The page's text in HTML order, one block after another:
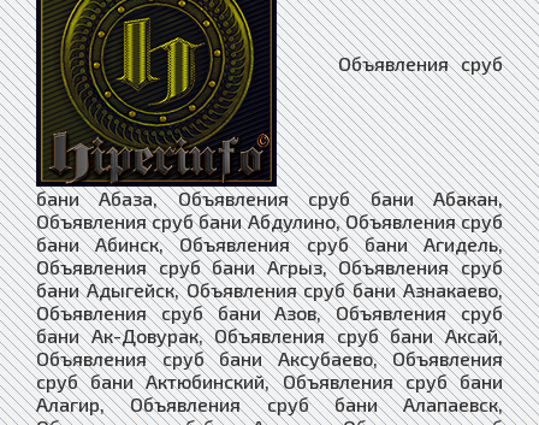
Объявления сруб бани Абаза, Объявления сруб бани Абакан, Объявления сруб бани Абдулино, Объявления сруб бани Абинск, Объявления сруб бани Агидель, Объявления сруб бани Агрыз, Объявления сруб бани Адыгейск, Объявления сруб бани Азнакаево, Объявления сруб бани Азов, Объявления сруб бани Ак-Довурак, Объявления сруб бани Аксай, Объявления сруб бани Аксубаево, Объявления сруб бани Актюбинский, Объявления сруб бани Алагир, Объявления сруб бани Алапаевск, Объявления сруб бани Алатырь, Объявления сруб бани Алдан, Объявления сруб бани Алейск, Объявления сруб бани Александров, Объявления сруб бани Александровск, Объявления сруб бани Александровск-Сахалинский, Объявления сруб бани Алексеевка, Объявления сруб бани Алексеевское, Объявления сруб бани Алексин, Объявления сруб бани Алзамай, Объявления сруб бани Али-Бердуковский, Объявления сруб бани Алтухово, Объявления сруб бани Алупка, Объявления сруб бани Алушта, Объявления сруб бани Альметьевск, Объявления сруб бани Амурск, Объявления сруб бани Анадырь, Объявления сруб бани Анапа, Объявления сруб бани Ангарск, Объявления сруб бани Андреаполь, Объявления сруб бани Анжеро-Судженск, Объявления сруб бани Анива, Объявления сруб бани Апастово, Объявления сруб бани Апатиты, Объявления сруб бани Апрелевка, Объявления сруб бани Апшеронск, Объявления сруб бани Арамиль, Объявления сруб бани Аргун, Объявления сруб бани Ардатов, Объявления сруб бани Ардон, Объявления сруб бани Арзамас, Объявления сруб бани Аркадак, Объявления сруб бани Армавир, Объявления сруб бани Армянск, Объявления сруб бани Арсеньев, Объявления сруб бани Арск, Объявления сруб бани Артём, Объявления сруб бани Артёмовск, Объявления сруб бани Артёмовский, Объявления сруб бани Архангельск, Объявления сруб бани Архонская, Объявления сруб бани Асбест, Объявления сруб бани Асино, Объявления сруб бани Астрахань, Объявления сруб бани Аткарск, Объявления сруб бани Ахтубинск, Объявления сруб бани Ачинск, Объявления сруб бани Аша, Объявления сруб бани Бабаево, Объявления сруб бани Бабушкин, Объявления сруб бани Бавлы, Объявления сруб бани Багратионовск, Объявления сруб бани Байкальск, Объявления сруб бани Баймак, Объявления сруб бани Бакал, Объявления сруб бани Баксан, Объявления сруб бани Балабаново, Объявления сруб бани Балаково, Объявления сруб бани Балахна, Объявления сруб бани Балашиха, Объявления сруб бани Балашов, Объявления сруб бани Балей, Объявления сруб бани Балтаси, Объявления сруб бани Балтийск, Объявления сруб бани Барабинск, Объявления сруб бани Барнаул, Объявления сруб бани Барыш, Объявления сруб бани Батайск, Объявления сруб бани Бахчисарай, Объявления сруб бани Башмаково, Объявления сруб бани Бежаницы, Объявления сруб бани Бежецк, Объявления сруб бани Беково, Объявления сруб бани Белая Берёзка, Объявления сруб бани Белая Калитва, Объявления сруб бани Белая Холуница, Объявления сруб бани Белгород, Объявления сруб бани Белебей, Объявления сруб бани Белёв, Объявления сруб бани Белинский, Объявления сруб бани Белово, Объявления сруб бани Белогорск, Объявления сруб бани Белогорск, Объявления сруб бани Белозерск, Объявления сруб бани Белокуриха, Объявления сруб бани Беломорск, Объявления сруб бани Белорецк, Объявления сруб бани Белореченск, Объявления сруб бани Белоусово, Объявления сруб бани Белоярский, Объявления сруб бани Белушья Губа, Объявления сруб бани Белые Берега, Объявления сруб бани Белый, Объявления сруб бани Бердск, Объявления сруб бани Березник, Объявления сруб бани Березники, Объявления сруб бани Берёзовский, Объявления сруб бани Берёзовский, Объявления сруб бани Беслан, Объявления сруб бани Бийск, Объявления сруб бани Бикин, Объявления сруб бани Билибино, Объявления сруб бани Биробиджан, Объявления сруб бани Бирск, Объявления сруб бани Бирюсинск, Объявления сруб бани Бирюч, Объявления сруб бани Благовещенск, Объявления сруб бани Благовещенск, Объявления сруб бани Благодарный, Объявления сруб бани Бобров, Объявления сруб бани Богатые Сабы, Объявления сруб бани Богданович, Объявления сруб бани Богородицк, Объявления сруб бани Богородск, Объявления сруб бани Боготол, Объявления сруб бани Богучар, Объявления сруб бани Бодайбо, Объявления сруб бани Бокситогорск, Объявления сруб бани Болгар, Объявления сруб бани Бологое, Объявления сруб бани Болотное, Объявления сруб бани Болохово, Объявления сруб бани Болхов, Объявления сруб бани Большое Полпино, Объявления сруб бани Большой Камень, Объявления сруб бани Бор, Объявления сруб бани Борзя, Объявления сруб бани Борисоглебск, Объявления сруб бани Боровичи, Объявления сруб бани Боровск, Объявления сруб бани Бородино, Объявления сруб бани Братск, Объявления сруб бани Бронницы, Объявления сруб бани Брянск, Объявления сруб бани Бугульма, Объявления сруб бани Бугуруслан, Объявления сруб бани Будённовск, Объявления сруб бани Бузулук, Объявления сруб бани Буинск, Объявления сруб бани Буй, Объявления сруб бани Буйнакск, Объявления сруб бани Бутурлиновка, Объявления сруб бани Бытошь, Объявления сруб бани Валдай, Объявления сруб бани Валуйки, Объявления сруб бани Васильево, Объявления сруб бани Велиж, Объявления сруб бани Великие Луки, Объявления сруб бани Великий Новгород, Объявления сруб бани Великий Устюг, Объявления сруб бани Вельск, Объявления сруб бани Венёв, Объявления сруб бани Верещагино, Объявления сруб бани Верея, Объявления сруб бани Верхнеднепровский, Объявления сруб бани Верхнеуральск, Объявления сруб бани Верхний Тагил, Объявления сруб бани Верхний Уфалей, Объявления сруб бани Верхняя Пышма, Объявления сруб бани Верхняя Салда, Объявления сруб бани Верхняя Тура, Объявления сруб бани Верхозим, Объявления сруб бани Верхотурье, Объявления сруб бани Верхоянск, Объявления сруб бани Весьегонск, Объявления сруб бани Ветлуга, Объявления сруб бани Видное, Объявления сруб бани Вилюйск, Объявления сруб бани Вилючинск, Объявления сруб бани Вихоревка, Объявления сруб бани Вичуга, Объявления сруб бани Владивосток, Объявления сруб бани Владикавказ, Объявления сруб бани Владимир, Объявления сруб бани Волгоград, Объявления сруб бани Волгодонск, Объявления сруб бани Волгореченск, Объявления сруб бани Волжск, Объявления сруб бани Волжский, Объявления сруб бани Вологда, Объявления сруб бани Володарск, Объявления сруб бани Волоколамск, Объявления сруб бани Волосово, Объявления сруб бани Волхов, Объявления сруб бани Волчанск, Объявления сруб бани Вольск, Объявления сруб бани Воркута, Объявления сруб бани Воронеж, Объявления сруб бани Ворсма, Объявления сруб бани Воскресенск, Объявления сруб бани Воткинск, Объявления сруб бани Всеволожск, Объявления сруб бани Вуктыл, Объявления сруб бани Выборг, Объявления сруб бани Выгоничи, Объявления сруб бани Выкса, Объявления сруб бани Высоковск, Объявления сруб бани Высоцк, Объявления сруб бани Вытегра, Объявления сруб бани Вычегодский, Объявления сруб бани Вышков, Объявления сруб бани Вышний Волочёк, Объявления сруб бани Вяземский, Объявления сруб бани Вязники, Объявления сруб бани Вязьма, Объявления сруб бани Вятские Поляны, Объявления сруб бани Гаврилов Посад, Объявления сруб бани Гаврилов-Ям, Объявления сруб бани Гагарин, Объявления сруб бани Гаджиево, Объявления сруб бани Гай, Объявления сруб бани Галич, Объявления сруб бани Гаспра, Объявления сруб бани Гатчина, Объявления сруб бани Гвардейск, Объявления сруб бани Гвардейское, Объявления сруб бани Гдов, Объявления сруб бани Геленджик, Объявления сруб бани Георгиевск, Объявления сруб бани Гизель, Объявления сруб бани Глазов, Объявления сруб бани Голицыно, Объявления сруб бани Голынки, Объявления сруб бани Горагорск, Объявления сруб бани Горбатов, Объявления сруб бани Горно-Алтайск, Объявления сруб бани Горнозаводск, Объявления сруб бани Горняк, Объявления сруб бани Городец, Объявления сруб бани Городище, Объявления сруб бани Городовиковск, Объявления сруб бани Гороховец, Объявления сруб бани Горячий Ключ, Объявления сруб бани Грайворон, Объявления сруб бани Гремячинск, Объявления сруб бани Грозный, Объявления сруб бани Грязи, Объявления сруб бани Грязовец, Объявления сруб бани Губаха, Объявления сруб бани Губкин, Объявления сруб бани Губкинский, Объявления сруб бани Гудермес, Объявления сруб бани Гуково, Объявления сруб бани Гулькевичи, Объявления сруб бани Гурьевск, Объявления сруб бани Гурьевск, Объявления сруб бани Гусев, Объявления сруб бани Гусиноозёрск, Объявления сруб бани Гусь-Хрустальный, Объявления сруб бани Давлеканово, Объявления сруб бани Дагестанские Огни, Объявления сруб бани Далматово, Объявления сруб бани Дальнегорск, Объявления сруб бани Дальнереченск, Объявления сруб бани Данилов, Объявления сруб бани Данков, Объявления сруб бани Дегтярск, Объявления сруб бани Дедовичи, Объявления сруб бани Дедовск, Объявления сруб бани Демидов, Объявления сруб бани Дербент, Объявления сруб бани Десногорск, Объявления сруб бани Джалиль, Объявления сруб бани Джанкой, Объявления сруб бани Дзержинск, Объявления сруб бани Дзержинский, Объявления сруб бани Дивногорск, Объявления сруб бани Дигора, Объявления сруб бани Димитровград, Объявления сруб бани Дмитриев, Объявления сруб бани Дмитриевка, Объявления сруб бани Дмитров, Объявления сруб бани Дмитровск, Объявления сруб бани Дно, Объявления сруб бани Добрянка, Объявления сруб бани Долгопрудный, Объявления сруб бани Долинск, Объявления сруб бани апартаментыодедово, Объявления сруб бани Донецк, Объявления сруб бани Донской, Объявления сруб бани Дорогобуж, Объявления сруб бани Дрезна, Объявления сруб бани Дубна, Объявления сруб бани Дубовка, Объявления сруб бани Дубровка. Объявления сруб бани Дудинка, Объявления сруб бани Духовщина, Объявления сруб бани Дюртюли, Объявления сруб бани Дятьково, Объявления сруб бани Евлашево, Объявления сруб бани Евпатория, Объявления сруб бани Егорьевск, Объявления сруб бани Ейск, Объявления сруб бани Екатеринбург, Объявления сруб бани Елабуга, Объявления сруб бани Елец, Объявления сруб бани Елизово, Объявления сруб бани Ельня, Объявления сруб бани Еманжелинск, Объявления сруб бани Емва, Объявления сруб бани Емца, Объявления сруб бани Енисейск, Объявления сруб бани Ермолино, Объявления сруб бани Ершов,